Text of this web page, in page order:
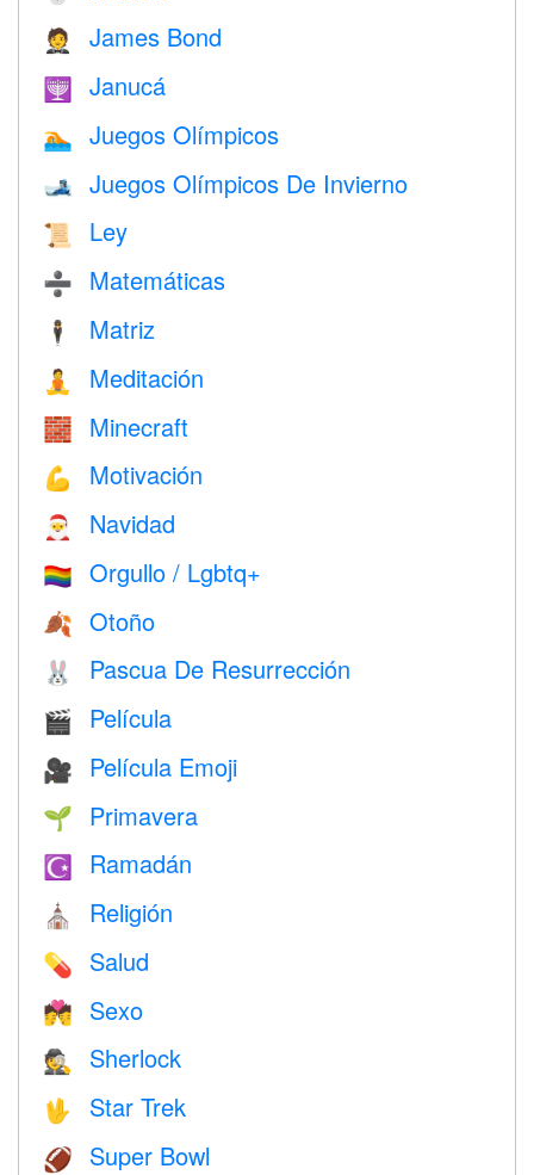
🤵 James Bond
🕎 Janucá
🏊 Juegos Olímpicos
🎿 Juegos Olímpicos De Invierno
📜 Ley
➗ Matemáticas
🕴️ Matriz
🧘 Meditación
🧱 Minecraft
💪 Motivación
🎅 Navidad
🏳️‍🌈 Orgullo / Lgbtq+
🍂 Otoño
🐰 Pascua De Resurrección
🎬 Película
🎥 Película Emoji
🌱 Primavera
☪️ Ramadán
⛪️ Religión
💊 Salud
💏 Sexo
🕵️ Sherlock
🖖 Star Trek
🏈 Super Bowl